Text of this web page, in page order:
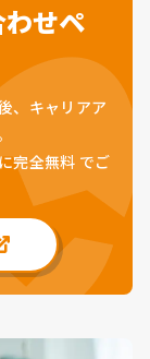
わせペ
、キャリアア
完全無料 でご